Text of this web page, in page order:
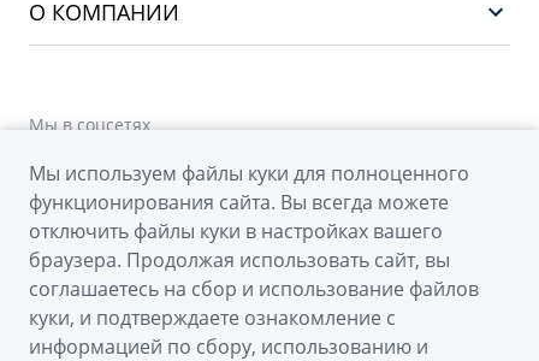
CITYRAY
Архивные модели
О КОМПАНИИ
Наша команда
Правовая информация
Контакты
Мы в соцсетях
© 2026
Официальный сайт Geely в России
Мы используем файлы куки для полноценного
функционирования сайта. Вы всегда можете
отключить файлы куки в настройках вашего
браузера. Продолжая использовать сайт, вы
соглашаетесь на сбор и использование файлов
куки, и подтверждаете ознакомление с
информацией по сбору, использованию и